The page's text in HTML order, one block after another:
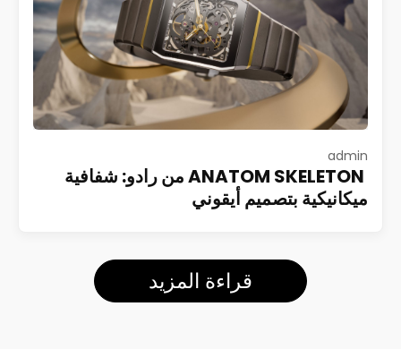
admin
ANATOM SKELETON من رادو: شفافية
ميكانيكية بتصميم أيقوني
قراءة المزيد